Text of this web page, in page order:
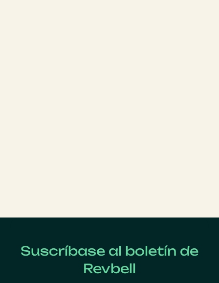
Suscríbase al boletín de
Revbell